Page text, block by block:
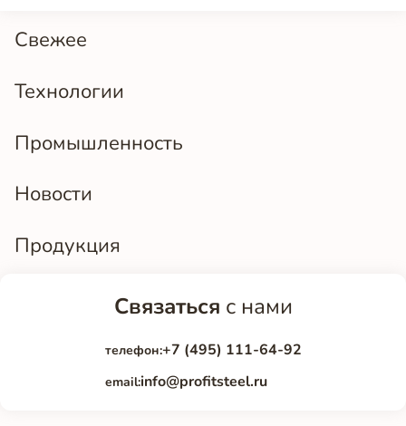
Свежее
Технологии
Промышленность
Новости
Продукция
Связаться с нами
телефон:+7 (495) 111-64-92
email:info@profitsteel.ru